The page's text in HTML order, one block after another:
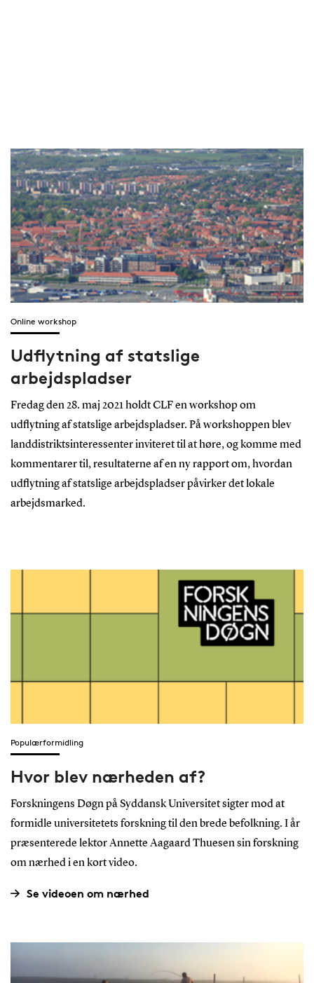
Online workshop
Udflytning af statslige
arbejdspladser
Fredag den 28. maj 2021 holdt CLF en workshop om
udflytning af statslige arbejdspladser. På workshoppen blev
landdistriktsinteressenter inviteret til at høre, og komme med
kommentarer til, resultaterne af en ny rapport om, hvordan
udflytning af statslige arbejdspladser påvirker det lokale
arbejdsmarked.
Populærformidling
Hvor blev nærheden af?
Forskningens Døgn på Syddansk Universitet sigter mod at
formidle universitetets forskning til den brede befolkning. I år
præsenterede lektor Annette Aagaard Thuesen sin forskning
om nærhed i en kort video.
Se videoen om nærhed